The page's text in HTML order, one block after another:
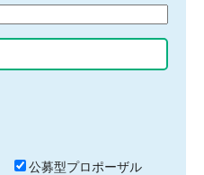
公募型プロポーザル